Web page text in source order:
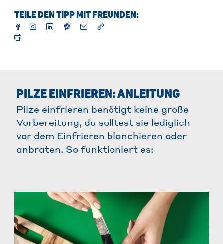
TEILE DEN TIPP MIT FREUNDEN:
PILZE EINFRIEREN: ANLEITUNG
Pilze einfrieren benötigt keine große
Vorbereitung, du solltest sie lediglich
vor dem Einfrieren blanchieren oder
anbraten. So funktioniert es: